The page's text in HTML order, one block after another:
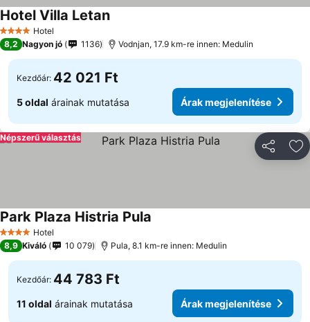
4 KategóriaHotel
Hotel Villa Letan
8,2 Nagyon jó 1136 Vodnjan, 17.9 km-re innen: Medulin
Kezdőár: 42 021 Ft
5 oldal árainak mutatása Árak megjelenítése
Népszerű választás
4 KategóriaHotel
Park Plaza Histria Pula
8,9 Kiváló 10 079 Pula, 8.1 km-re innen: Medulin
Kezdőár: 44 783 Ft
11 oldal árainak mutatása Árak megjelenítése